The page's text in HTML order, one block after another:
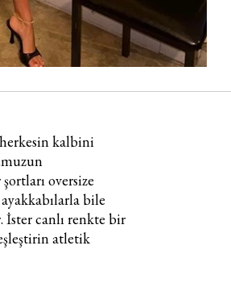
kalbini
oversize
bile
canlı renkte bir
atletik